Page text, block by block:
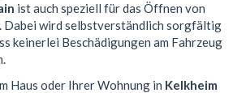
ist auch speziell für das Öffnen von
Dabei wird selbstverständlich sorgfältig
keinerlei Beschädigungen am Fahrzeug
Haus oder Ihrer Wohnung in Kelkheim